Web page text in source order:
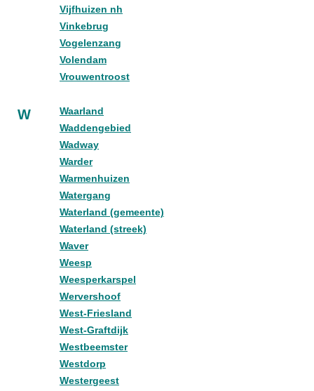
Vijfhuizen nh
Vinkebrug
Vogelenzang
Volendam
Vrouwentroost
W
Waarland
Waddengebied
Wadway
Warder
Warmenhuizen
Watergang
Waterland (gemeente)
Waterland (streek)
Waver
Weesp
Weesperkarspel
Wervershoof
West-Friesland
West-Graftdijk
Westbeemster
Westdorp
Westergeest